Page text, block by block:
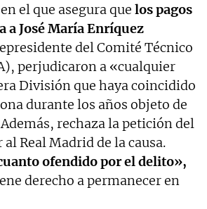
el que asegura que los pagos
a José María Enríquez
del Comité Técnico
perjudicaron a «cualquier
División que haya coincidido
durante los años objeto de
rechaza la petición del
al Real Madrid de la causa.
ofendido por el delito»,
derecho a permanecer en